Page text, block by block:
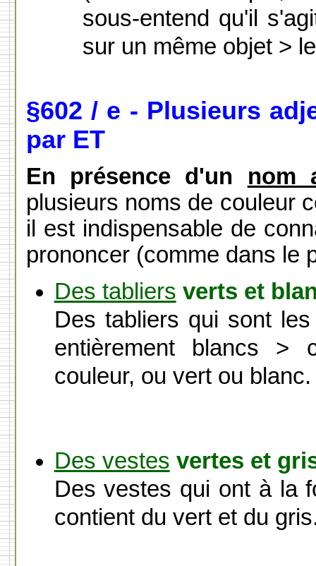
sous-entend qu'il
sur un même objet >
§602 / e - Plusieurs
par ET
En présence d'un nom
plusieurs noms de couleur
il est indispensable de
prononcer (comme dans le
Des tabliers verts et
Des tabliers qui sont
entièrement blancs >
couleur, ou vert ou blanc.
Des vestes vertes et
Des vestes qui ont à la
contient du vert et du